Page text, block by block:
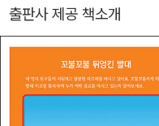
ay 창의력 쑥쑥 숨은그림찾기
쑥쑥 자라는 궁금해요, 겨울
자라는 궁금해요, 봄 All
nge splish splash-즐거운
n the Wild- 흥미진진 야생
출판사 제공 책소개